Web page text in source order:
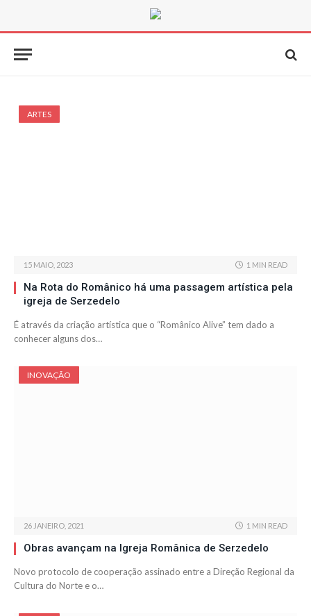
ARTES
15 MAIO, 2023 1 MIN READ
Na Rota do Românico há uma passagem artística pela
igreja de Serzedelo
É através da criação artística que o “Românico Alive” tem dado a
conhecer alguns dos…
INOVAÇÃO
26 JANEIRO, 2021 1 MIN READ
Obras avançam na Igreja Românica de Serzedelo
Novo protocolo de cooperação assinado entre a Direção Regional da
Cultura do Norte e o…